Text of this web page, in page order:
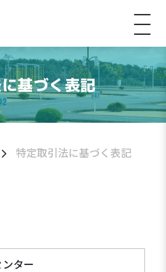
基づく表記
特定取引法に基づく表記
ター